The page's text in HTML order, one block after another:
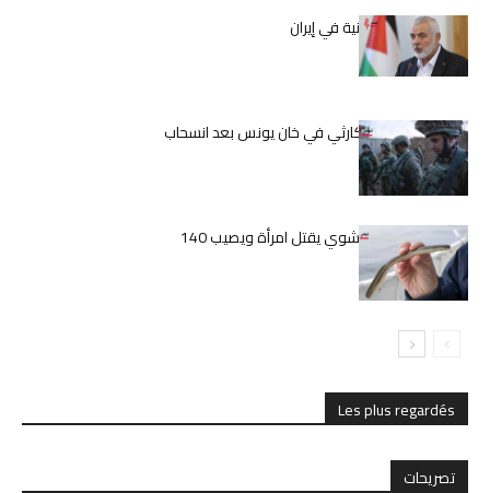
اغتيال إسماعيل هنية في إيران
الوضع الإنساني الكارثي في خان يونس بعد انسحاب
الجيش الإسرائيلي
اليابان.. ثعبان بحر مشوي يقتل امرأة ويصيب 140
بالمرض
Les plus regardés
تصريحات